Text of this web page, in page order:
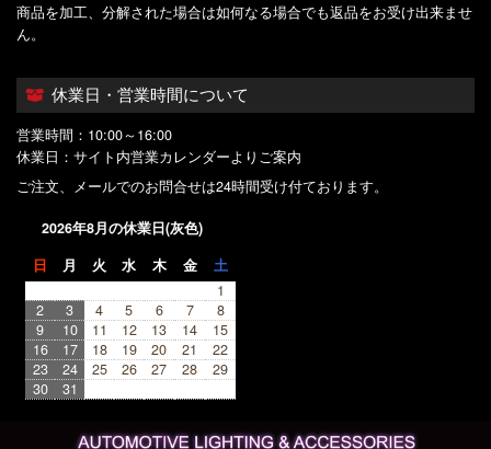
商品を加工、分解された場合は如何なる場合でも返品をお受け出来ませ
ん。
休業日・営業時間について
営業時間：10:00～16:00
休業日：サイト内営業カレンダーよりご案内
ご注文、メールでのお問合せは24時間受け付ております。
2026年8月の休業日(灰色)
日 月 火 水 木 金 土
1
2
3 4 5 6 7
8
9
10 11 12 13 14
15
16
17 18 19 20 21
22
23
24 25 26 27 28
29
30
31